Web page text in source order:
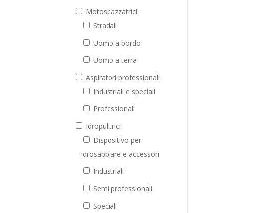
Motospazzatrici
Stradali
Uomo a bordo
Uomo a terra
Aspiratori professionali
Industriali e speciali
Professionali
Idropulitrici
Dispositivo per
idrosabbiare e accessori
Industriali
Semi professionali
Speciali